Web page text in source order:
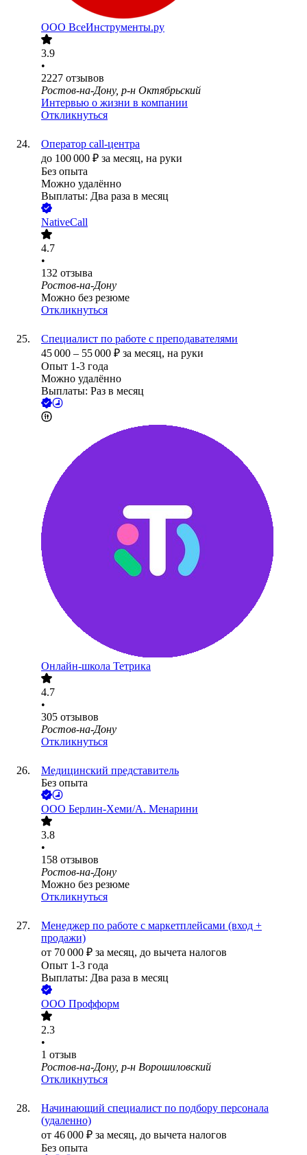
ООО ВсеИнструменты.ру
3.9
•
2227 отзывов
Ростов-на-Дону, р-н Октябрьский
Интервью о жизни в компании
Откликнуться
Оператор call-центра
до 100 000 ₽ за месяц, на руки
Без опыта
Можно удалённо
Выплаты: Два раза в месяц
NativeCall
4.7
•
132 отзыва
Ростов-на-Дону
Можно без резюме
Откликнуться
Специалист по работе с преподавателями
45 000 – 55 000 ₽ за месяц, на руки
Опыт 1-3 года
Можно удалённо
Выплаты: Раз в месяц
Онлайн-школа Тетрика
4.7
•
305 отзывов
Ростов-на-Дону
Откликнуться
Медицинский представитель
Без опыта
ООО Берлин-Хеми/А. Менарини
3.8
•
158 отзывов
Ростов-на-Дону
Можно без резюме
Откликнуться
Менеджер по работе с маркетплейсами (вход +
продажи)
от 70 000 ₽ за месяц, до вычета налогов
Опыт 1-3 года
Выплаты: Два раза в месяц
ООО Профформ
2.3
•
1 отзыв
Ростов-на-Дону, р-н Ворошиловский
Откликнуться
Начинающий специалист по подбору персонала
(удаленно)
от 46 000 ₽ за месяц, до вычета налогов
Без опыта